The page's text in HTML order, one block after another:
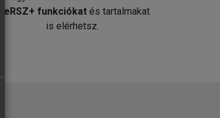
MeRSZ+ funkciókat és tartalmakat
is elérhetsz.